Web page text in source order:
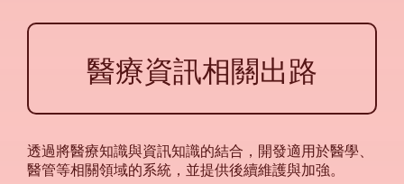
醫療資訊相關出路
透過將醫療知識與資訊知識的結合，開發適用於醫學、
醫管等相關領域的系統，並提供後續維護與加強。